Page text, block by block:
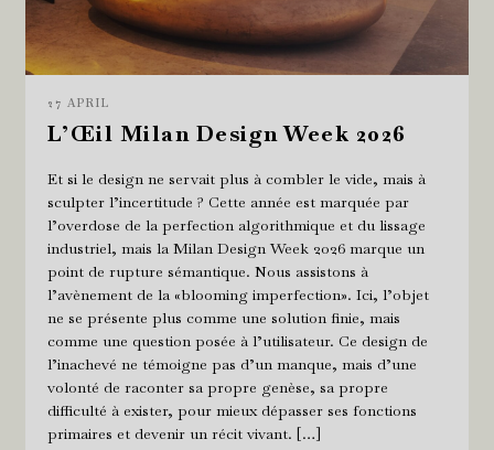
27 APRIL
L’Œil Milan Design Week 2026
Et si le design ne servait plus à combler le vide, mais à
sculpter l’incertitude ? Cette année est marquée par
l’overdose de la perfection algorithmique et du lissage
industriel, mais la Milan Design Week 2026 marque un
point de rupture sémantique. Nous assistons à
l’avènement de la «blooming imperfection». Ici, l’objet
ne se présente plus comme une solution finie, mais
comme une question posée à l’utilisateur. Ce design de
l’inachevé ne témoigne pas d’un manque, mais d’une
volonté de raconter sa propre genèse, sa propre
difficulté à exister, pour mieux dépasser ses fonctions
primaires et devenir un récit vivant. […]